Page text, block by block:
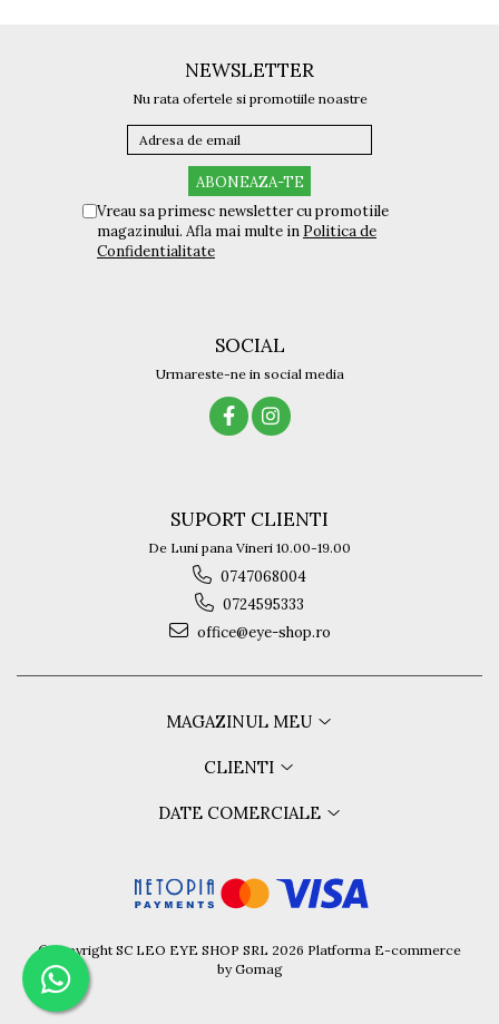
NEWSLETTER
Nu rata ofertele si promotiile noastre
Vreau sa primesc newsletter cu promotiile
magazinului. Afla mai multe in Politica de
Confidentialitate
SOCIAL
Urmareste-ne in social media
SUPORT CLIENTI
De Luni pana Vineri 10.00-19.00
0747068004
0724595333
office@eye-shop.ro
MAGAZINUL MEU
CLIENTI
DATE COMERCIALE
©Copyright SC LEO EYE SHOP SRL 2026 Platforma E-commerce
by Gomag